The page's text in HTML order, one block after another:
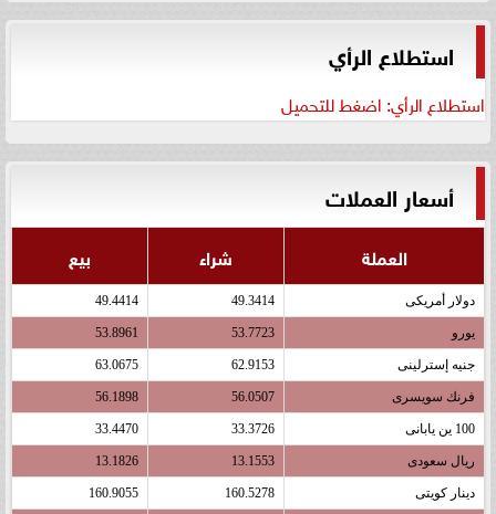
استطلاع الرأي
استطلاع الرأي: اضغط للتحميل
أسعار العملات
العملة شراء بيع
دولار أمريكى 49.3414
49.4414
يورو 53.7723
53.8961
جنيه إسترلينى 62.9153
63.0675
فرنك سويسرى 56.0507
56.1898
100 ين يابانى 33.3726
33.4470
ريال سعودى 13.1553
13.1826
دينار كويتى 160.5278
160.9055